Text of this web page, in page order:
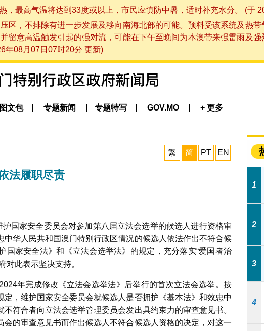
，最高气温将达到33度或以上，市民应慎防中暑，适时补充水分。 (于
区，不排除有进一步发展及移向南海北部的可能。预料受该系统及热
留意高温触发引起的强对流，可能在下午至晚间为本澳带来强雷雨及强
年08月07日07时20分 更新)
图文包 专题新闻 专题特写 GOV.MO + 更多
繁 简 PT EN
法履职尽责
国家安全委员会对参加第八届立法会选举的候选人进行资格审
华人民共和国澳门特别行政区情况的候选人依法作出不符合候
国家安全法》和《立法会选举法》的规定，充分落实“爱国者治
对此表示坚决支持。
年完成修改《立法会选举法》后举行的首次立法会选举。按
，维护国家安全委员会就候选人是否拥护 《基本法》 和效忠中
符合者向立法会选举管理委员会发出具约束力的审查意见书。
的审查意见书而作出候选人不符合候选人资格的决定，对这一
1
2
3
4